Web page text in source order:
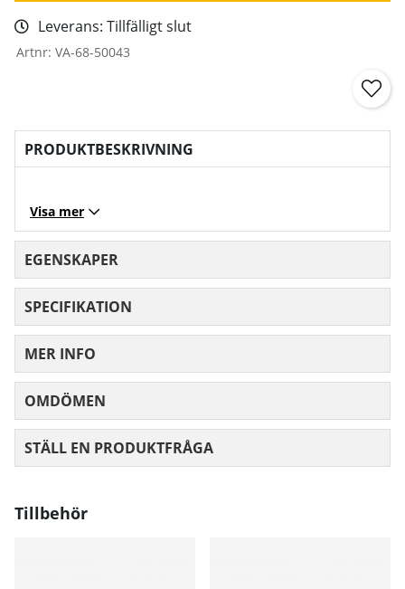
Leverans: Tillfälligt slut
Artnr: VA-68-50043
PRODUKTBESKRIVNING
Visa mer
EGENSKAPER
SPECIFIKATION
MER INFO
OMDÖMEN
STÄLL EN PRODUKTFRÅGA
Tillbehör